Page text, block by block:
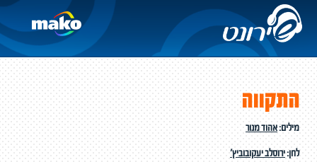
התקווה
מילים:אהוד מנור
לחן:ירוסלב יעקובוביץ'